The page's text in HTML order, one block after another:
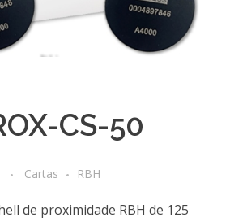
CS-50
Cartas RBH
de proximidade RBH de 125